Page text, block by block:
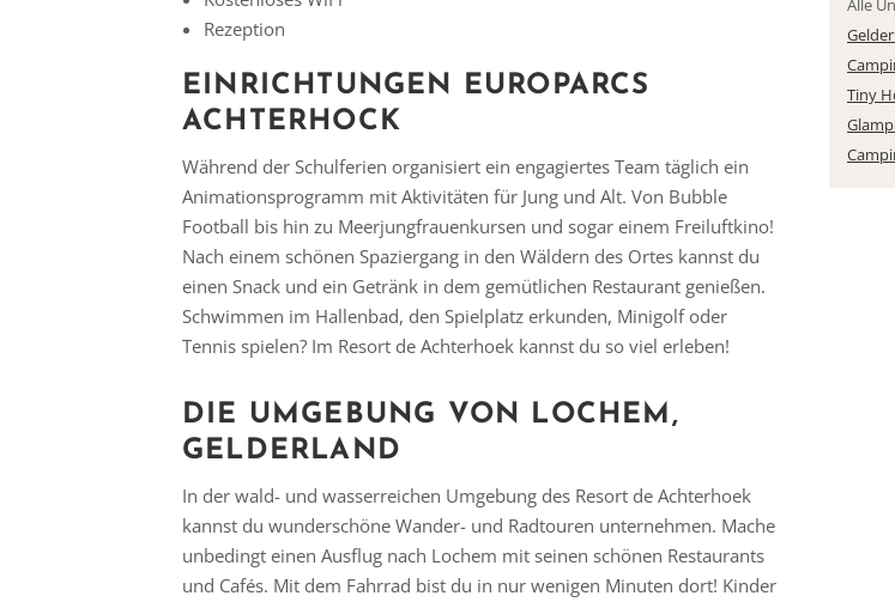
Rezeption
EINRICHTUNGEN EUROPARCS
ACHTERHOCK
Während der Schulferien organisiert ein engagiertes Team täglich ein
Animationsprogramm mit Aktivitäten für Jung und Alt. Von Bubble
Football bis hin zu Meerjungfrauenkursen und sogar einem Freiluftkino!
Nach einem schönen Spaziergang in den Wäldern des Ortes kannst du
einen Snack und ein Getränk in dem gemütlichen Restaurant genießen.
Schwimmen im Hallenbad, den Spielplatz erkunden, Minigolf oder
Tennis spielen? Im Resort de Achterhoek kannst du so viel erleben!
DIE UMGEBUNG VON LOCHEM,
GELDERLAND
In der wald- und wasserreichen Umgebung des Resort de Achterhoek
kannst du wunderschöne Wander- und Radtouren unternehmen. Mache
unbedingt einen Ausflug nach Lochem mit seinen schönen Restaurants
und Cafés. Mit dem Fahrrad bist du in nur wenigen Minuten dort! Kinder
Alle
Tiny
Vielen Dank für das Abonnieren